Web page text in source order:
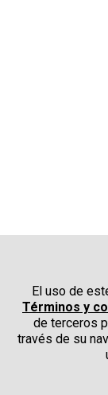
El uso de
Términos y
de terceros
través de su